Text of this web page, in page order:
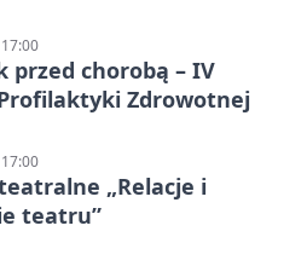
przed chorobą – IV
Zdrowotnej
„Relacje i
teatru”